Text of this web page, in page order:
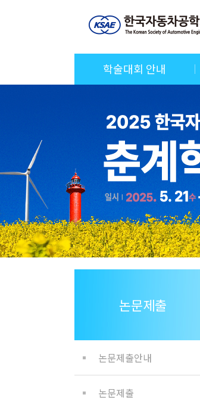
학술대회 안내
논문제출
논문제출안내
논문제출